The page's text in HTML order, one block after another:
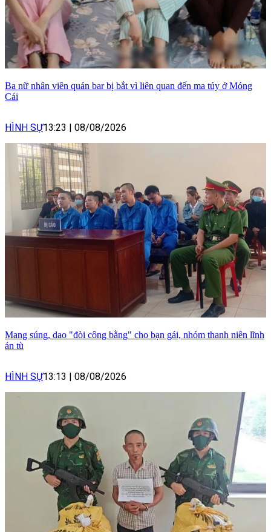
Ba nữ nhân viên quán bar bị bắt vì liên quan đến ma túy ở Móng
Cái
HÌNH SỰ13:23 08/08/2026
Mang súng, dao "đòi công bằng" cho bạn gái, nhóm thanh niên lĩnh
án tù
HÌNH SỰ13:13 08/08/2026